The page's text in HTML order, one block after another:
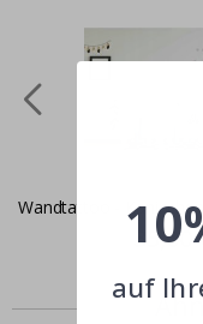
Wandtattoo - Kaninchen
Special
Price
auf